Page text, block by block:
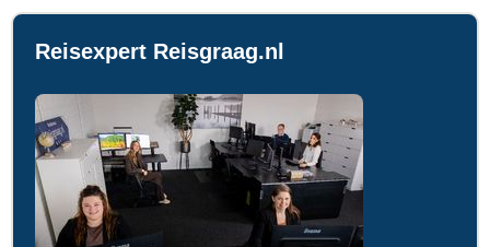
Reisexpert Reisgraag.nl